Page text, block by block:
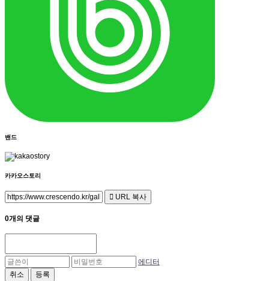
밴드
카카오스토리
URL 복사
0개의 댓글
에디터
취소
등록